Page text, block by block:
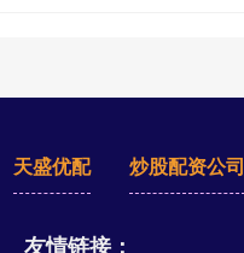
天盛优配 炒股配资公司
友情链接：